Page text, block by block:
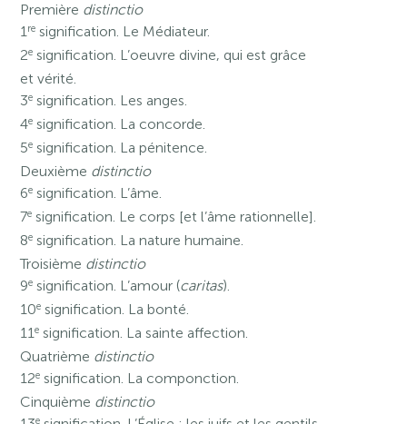
Première distinctio
1re signification. Le Médiateur.
2e signification. L’oeuvre divine, qui est grâce
et vérité.
3e signification. Les anges.
4e signification. La concorde.
5e signification. La pénitence.
Deuxième distinctio
6e signification. L’âme.
7e signification. Le corps [et l’âme rationnelle].
8e signification. La nature humaine.
Troisième distinctio
9e signification. L’amour (caritas).
10e signification. La bonté.
11e signification. La sainte affection.
Quatrième distinctio
12e signification. La componction.
Cinquième distinctio
e